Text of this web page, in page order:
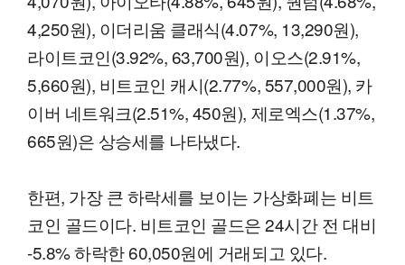
4,250원), 이더리움 클래식(4.07%, 13,290원),
라이트코인(3.92%, 63,700원), 이오스(2.91%,
5,660원), 비트코인 캐시(2.77%, 557,000원), 카
이버 네트워크(2.51%, 450원), 제로엑스(1.37%,
665원)은 상승세를 나타냈다.
한편, 가장 큰 하락세를 보이는 가상화폐는 비트
코인 골드이다. 비트코인 골드은 24시간 전 대비
-5.8% 하락한 60,050원에 거래되고 있다.